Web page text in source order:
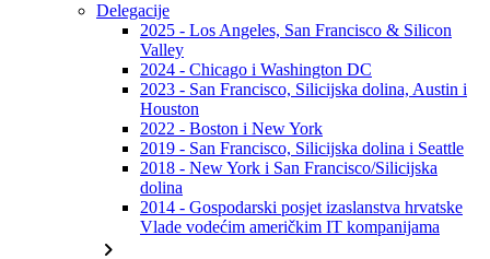
Delegacije
2025 - Los Angeles, San Francisco & Silicon
Valley
2024 - Chicago i Washington DC
2023 - San Francisco, Silicijska dolina, Austin i
Houston
2022 - Boston i New York
2019 - San Francisco, Silicijska dolina i Seattle
2018 - New York i San Francisco/Silicijska
dolina
2014 - Gospodarski posjet izaslanstva hrvatske
Vlade vodećim američkim IT kompanijama
chevron_right